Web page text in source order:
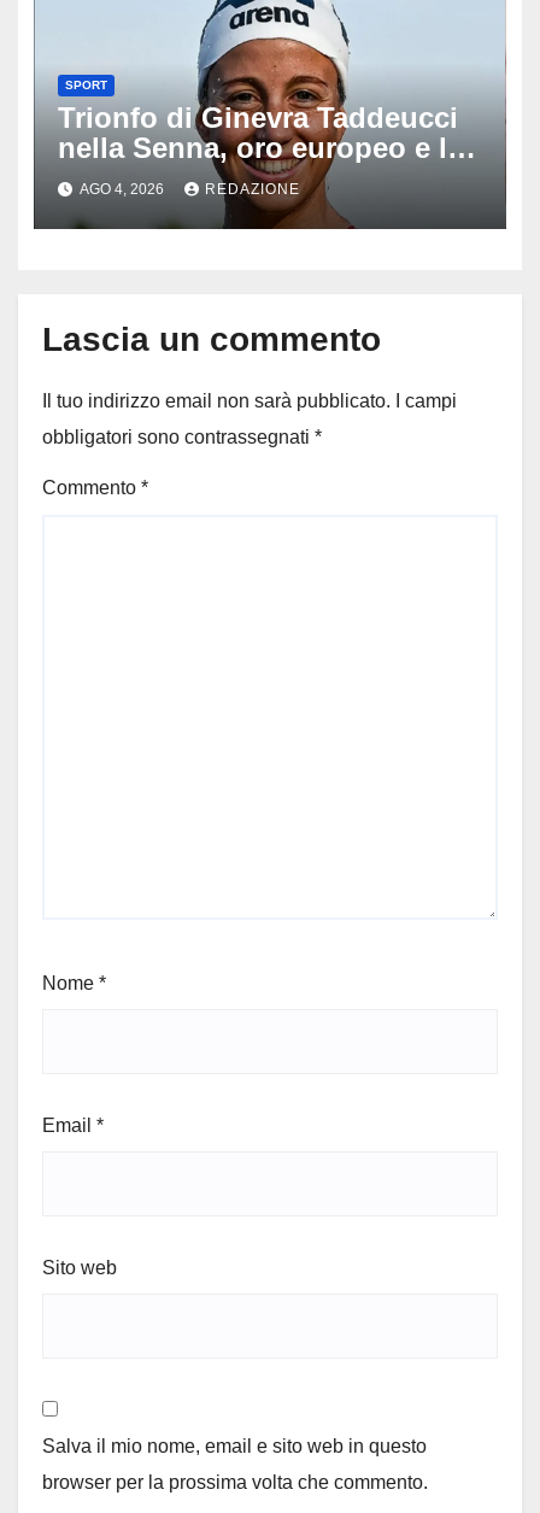
SPORT
Trionfo di Ginevra Taddeucci
nella Senna, oro europeo e la
stoccata sul fiume di Parigi:
‘Era bella zozza’
AGO 4, 2026 REDAZIONE
Lascia un commento
Il tuo indirizzo email non sarà pubblicato.
I campi
obbligatori sono contrassegnati *
Commento *
Nome *
Email *
Sito web
Salva il mio nome, email e sito web in questo
browser per la prossima volta che commento.